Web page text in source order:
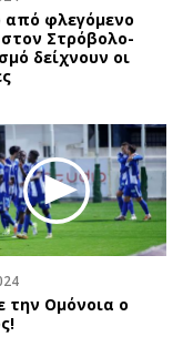
από φλεγόμενο
Στρόβολο-
δείχνουν οι
την Ομόνοια ο